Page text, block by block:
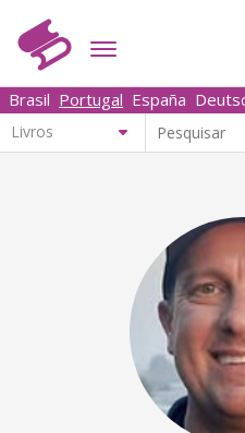
Brasil Portugal España